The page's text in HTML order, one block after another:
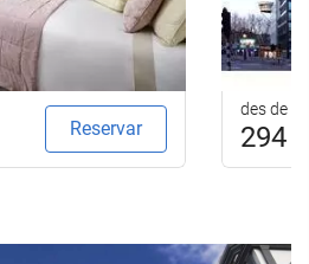
Reservar
des de
294